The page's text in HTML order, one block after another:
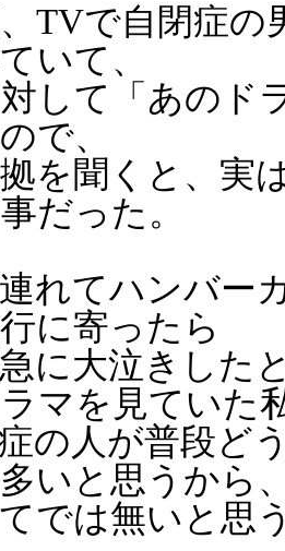
TVで自閉症の
いて、
して「あのド
で、
を聞くと、実
だった。
れてハンバー
に寄ったら
に大泣きした
マを見ていた
症の人が普段ど
いと思うから
では無いと思